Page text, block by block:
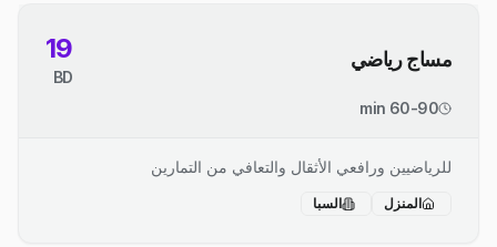
مساج رياضي 19
BD
60-90 min
للرياضيين ورافعي الأثقال والتعافي من التمارين
المنزل السبا